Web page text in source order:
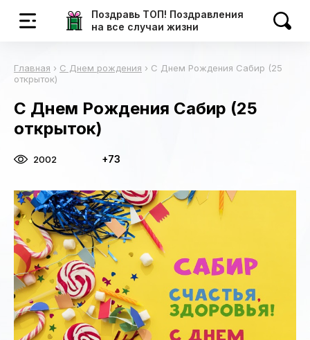
Поздравь ТОП! Поздравления
на все случаи жизни
Главная › С Днем рождения › С Днем Рождения Сабир (25
открыток)
С Днем Рождения Сабир (25
открыток)
2002 +73